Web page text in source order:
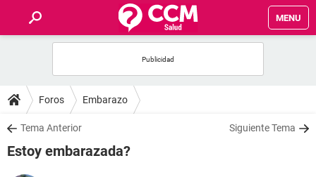
MENU
FOROS
SALUD
FAMILIA
Foros Embarazo
Tema Anterior Siguiente Tema
Estoy embarazada?